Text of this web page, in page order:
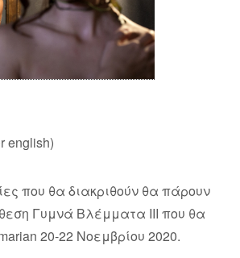
english)
που θα διακριθούν θα πάρουν
Γυμνά Βλέμματα ΙΙΙ που θα
20-22 Νοεμβρίου 2020.